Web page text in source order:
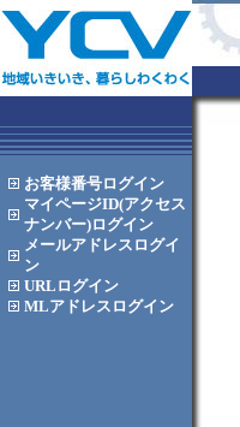
お客様番号ログイン
マイページID(アクセス
ナンバー)ログイン
メールアドレス ログイ
ン
URL ログイン
MLアドレス ログイン